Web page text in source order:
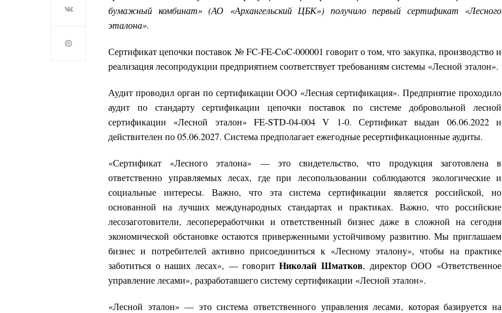
бумажный комбинат» (АО «Архангельский ЦБК») получило первый сертификат «Лесного
эталона».
Сертификат цепочки поставок № FC-FE-CoC-000001 говорит о том, что закупка, производство и
реализация лесопродукции предприятием соответствует требованиям системы «Лесной эталон».
Аудит проводил орган по сертификации ООО «Лесная сертификация». Предприятие проходило
аудит по стандарту сертификации цепочки поставок по системе добровольной лесной
сертификации «Лесной эталон» FE-STD-04-004 V 1-0. Сертификат выдан 06.06.2022 и
действителен по 05.06.2027. Система предполагает ежегодные ресертификационные аудиты.
«Сертификат «Лесного эталона» — это свидетельство, что продукция заготовлена в
ответственно управляемых лесах, где при лесопользовании соблюдаются экологические и
социальные интересы. Важно, что эта система сертификации является российской, но
основанной на лучших международных стандартах и практиках. Важно, что российские
лесозаготовители, лесопереработчики и ответственный бизнес даже в сложной на сегодня
экономической обстановке остаются приверженными устойчивому развитию. Мы приглашаем
бизнес и потребителей активно присоединиться к «Лесному эталону», чтобы на практике
заботиться о наших лесах», — говоритНиколай Шматков, директор ООО «Ответственное
управление лесами», разработавшего систему сертификации «Лесной эталон».
«Лесной эталон» — это система ответственного управления лесами, которая базируется на